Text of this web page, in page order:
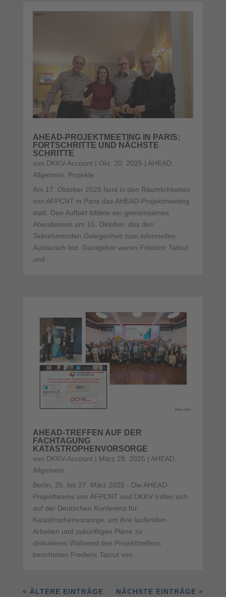
AHEAD-PROJEKTMEETING IN PARIS:
FORTSCHRITTE UND NÄCHSTE
SCHRITTE
von DKKV-Account| Okt. 20, 2025 | AHEAD,
Allgemein, Projekte
Am 17. Oktober 2025 fand in den Räumlichkeiten
von AFPCNT in Paris das AHEAD-Projektmeeting
statt. Den Auftakt bildete ein gemeinsames
Abendessen am 16. Oktober, das den
Teilnehmenden Gelegenheit zum informellen
Austausch bot. Gastgeber waren Frédéric Tatout
und...
AHEAD-TREFFEN AUF DER
FACHTAGUNG
KATASTROPHENVORSORGE
von DKKV-Account| März 28, 2025 | AHEAD
Allgemein
Berlin, 25. bis 27. März 2025 - Die AHEAD-
Projektteams von AFPCNT und DKKV trafen sich
auf der Deutschen Konferenz für
Katastrophenvorsorge, um ihre laufenden
Arbeiten und zukünftigen Pläne zu
diskutieren.Während des Projekttreffens
berichteten Frederic Tatout von...
« ÄLTERE EINTRÄGE NÄCHSTE EINTRÄGE »